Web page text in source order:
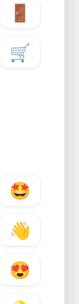
🚪
🛒
🤩
👋
😍